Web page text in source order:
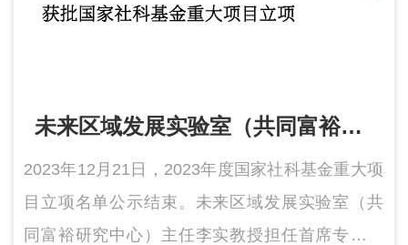
未来区域发展实验室（共同富裕研
究中心）主任李实教授获批国家社
科基金重大项目立项
2023年12月21日，2023年度国家社科基金重大项
目立项名单公示结束。未来区域发展实验室（共
同富裕研究中心）主任李实教授担任首席专家的